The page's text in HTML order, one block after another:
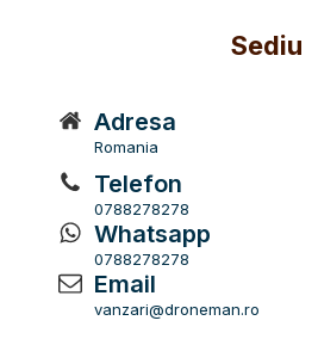
Sediu
Adresa
Romania
Telefon
0788278278
Whatsapp
0788278278
Email
vanzari@droneman.ro